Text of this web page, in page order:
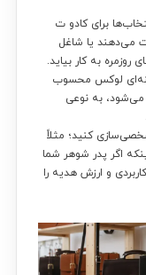
برای کادو ت
می‌دهند یا شاغل
به کار بیاید.
لوکس محسوب
به نوعی
کنید؛ مثلاً
اگر پدر شوهر شما
و ارزش هدیه را